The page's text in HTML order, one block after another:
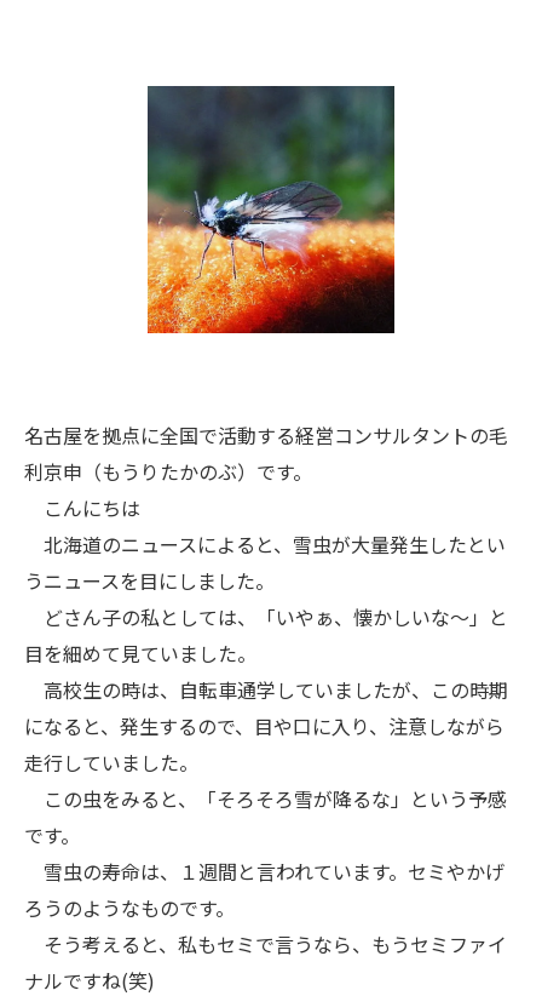
名古屋を拠点に全国で活動する経営コンサルタントの毛
利京申（もうりたかのぶ）です。
こんにちは
北海道のニュースによると、雪虫が大量発生したとい
うニュースを目にしました。
どさん子の私としては、「いやぁ、懐かしいな～」と
目を細めて見ていました。
高校生の時は、自転車通学していましたが、この時期
になると、発生するので、目や口に入り、注意しながら
走行していました。
この虫をみると、「そろそろ雪が降るな」という予感
です。
雪虫の寿命は、１週間と言われています。セミやかげ
ろうのようなものです。
そう考えると、私もセミで言うなら、もうセミファイ
ナルですね(笑)